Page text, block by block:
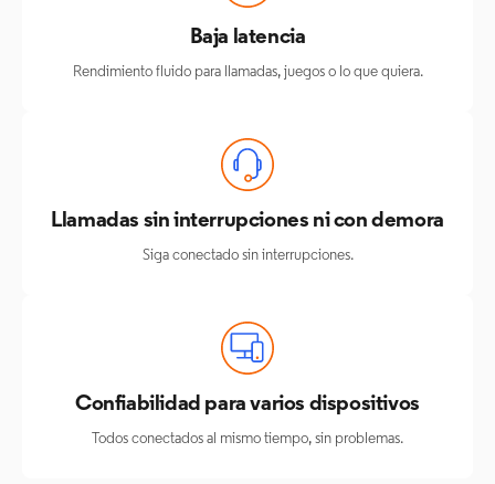
Baja latencia
Rendimiento fluido para llamadas, juegos o lo que quiera.
Llamadas sin interrupciones ni con demora
Siga conectado sin interrupciones.
Confiabilidad para varios dispositivos
Todos conectados al mismo tiempo, sin problemas.